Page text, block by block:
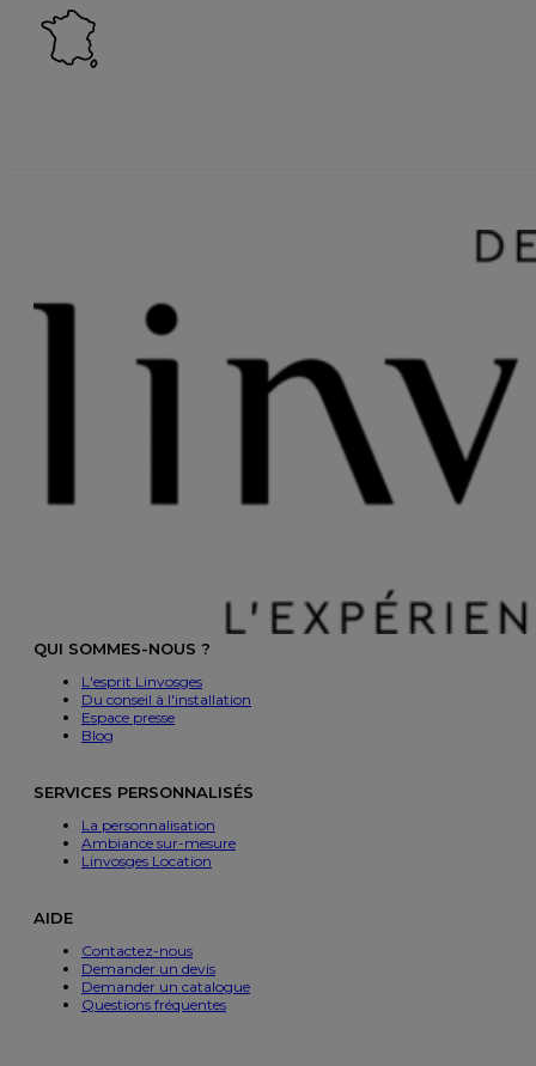
QUI SOMMES-NOUS ?
L'esprit Linvosges
Du conseil à l'installation
Espace presse
Blog
SERVICES PERSONNALISÉS
La personnalisation
Ambiance sur-mesure
Linvosges Location
AIDE
Contactez-nous
Demander un devis
Demander un catalogue
Questions fréquentes